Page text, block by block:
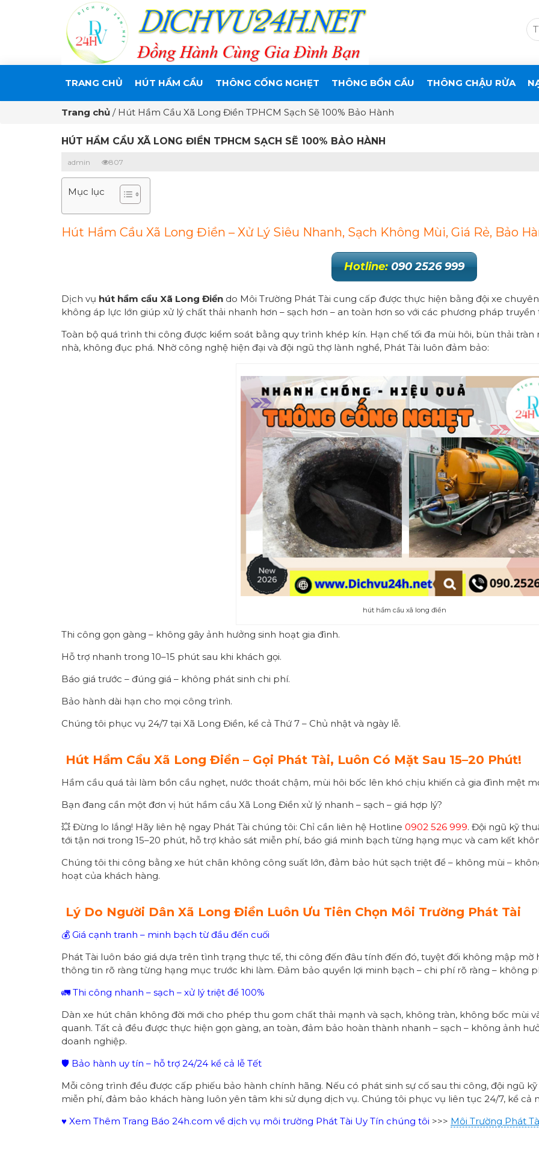
TRANG CHỦ HÚT HẦM CẦU THÔNG CỐNG NGHẸT THÔNG BỒN CẦU THÔNG CHẬU RỬA
Trang chủ / Hút Hầm Cầu Xã Long Điền TPHCM Sạch Sẽ 100% Bảo Hành
HÚT HẦM CẦU XÃ LONG ĐIỀN TPHCM SẠCH SẼ 100% BẢO HÀNH
admin 807
Mục lục
Hút Hầm Cầu Xã Long Điền – Xử Lý Siêu Nhanh, Sạch Không Mùi, Giá Rẻ, Bảo
Hotline: 090 2526 999
Dịch vụ hút hầm cầu Xã Long Điền do Môi Trường Phát Tài cung cấp được thực hiện bằng đội xe
không áp lực lớn giúp xử lý chất thải nhanh hơn – sạch hơn – an toàn hơn so với các phương pháp truyền
Toàn bộ quá trình thi công được kiểm soát bằng quy trình khép kín. Hạn chế tối đa mùi hôi, bùn thải tràn
nhà, không đục phá. Nhờ công nghệ hiện đại và đội ngũ thợ lành nghề, Phát Tài luôn đảm bảo:
hút hầm cầu xã long điền
Thi công gọn gàng – không gây ảnh hưởng sinh hoạt gia đình.
Hỗ trợ nhanh trong 10–15 phút sau khi khách gọi.
Báo giá trước – đúng giá – không phát sinh chi phí.
Bảo hành dài hạn cho mọi công trình.
Chúng tôi phục vụ 24/7 tại Xã Long Điền, kể cả Thứ 7 – Chủ nhật và ngày lễ.
Hút Hầm Cầu Xã Long Điền – Gọi Phát Tài, Luôn Có Mặt Sau 15–20 Phút!
Hầm cầu quá tải làm bồn cầu nghẹt, nước thoát chậm, mùi hôi bốc lên khó chịu khiến cả gia đình mệt
Bạn đang cần một đơn vị hút hầm cầu Xã Long Điền xử lý nhanh – sạch – giá hợp lý?
💥 Đừng lo lắng! Hãy liên hệ ngay Phát Tài chúng tôi: Chỉ cần liên hệ Hotline 0902 526 999. Đội ngũ kỹ
tới tận nơi trong 15–20 phút, hỗ trợ khảo sát miễn phí, báo giá minh bạch từng hạng mục và cam kết
Chúng tôi thi công bằng xe hút chân không công suất lớn, đảm bảo hút sạch triệt để – không mùi –
hoạt của khách hàng.
Lý Do Người Dân Xã Long Điền Luôn Ưu Tiên Chọn Môi Trường Phát Tài
💰 Giá cạnh tranh – minh bạch từ đầu đến cuối
Phát Tài luôn báo giá dựa trên tình trạng thực tế, thi công đến đâu tính đến đó, tuyệt đối không mập mờ
thông tin rõ ràng từng hạng mục trước khi làm. Đảm bảo quyền lợi minh bạch – chi phí rõ ràng – không
🚛 Thi công nhanh – sạch – xử lý triệt để 100%
Dàn xe hút chân không đời mới cho phép thu gom chất thải mạnh và sạch, không tràn, không bốc mùi
quanh. Tất cả đều được thực hiện gọn gàng, an toàn, đảm bảo hoàn thành nhanh – sạch – không ảnh
doanh nghiệp.
🛡 Bảo hành uy tín – hỗ trợ 24/24 kể cả lễ Tết
Mỗi công trình đều được cấp phiếu bảo hành chính hãng. Nếu có phát sinh sự cố sau thi công, đội ngũ
miễn phí, đảm bảo khách hàng luôn yên tâm khi sử dụng dịch vụ. Chúng tôi phục vụ liên tục 24/7, kể cả
♥ Xem Thêm Trang Báo 24h.com về dịch vụ môi trường Phát Tài Uy Tín chúng tôi >>> Môi Trường Phát